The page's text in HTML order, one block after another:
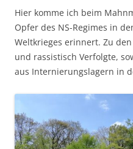
Hier komme ich beim
Opfer des NS-Regimes in
Weltkrieges erinnert. Zu
und rassistisch Verfolgte,
aus Internierungslagern in